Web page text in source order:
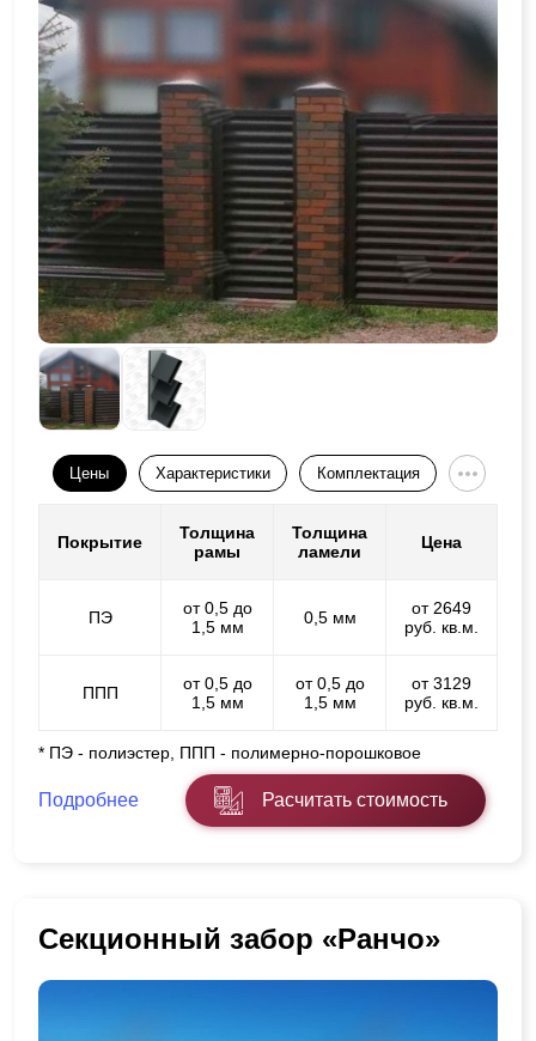
Цены Характеристики Комплектация
Покрытие
Толщина
рамы
Толщина
ламели
Цена
ПЭ
от 0,5 до
1,5 мм
0,5 мм
от 2649
руб. кв.м.
ППП
от 0,5 до
1,5 мм
от 0,5 до
1,5 мм
от 3129
руб. кв.м.
* ПЭ - полиэстер, ППП - полимерно-порошковое
Подробнее Расчитать стоимость
Секционный забор «Ранчо»